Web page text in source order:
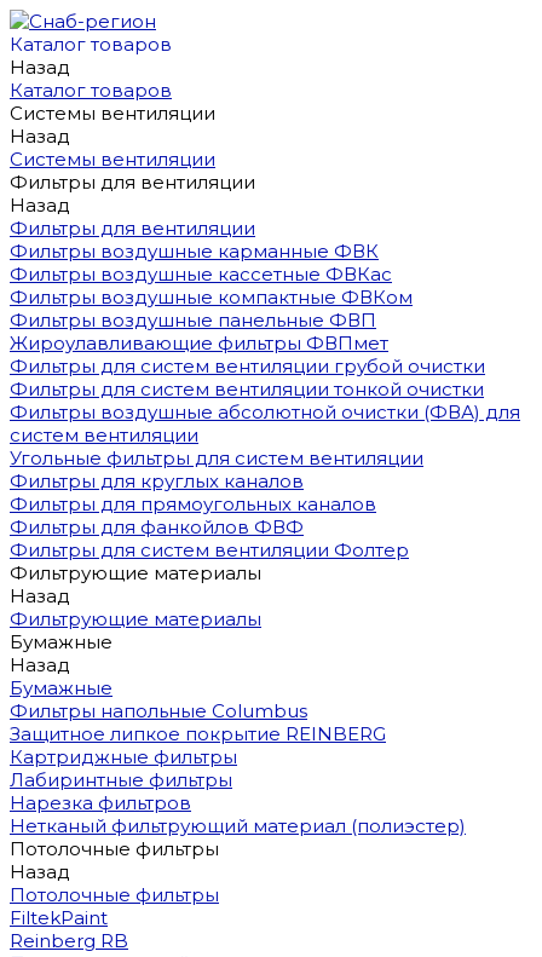
Каталог товаров
Назад
Каталог товаров
Системы вентиляции
Назад
Системы вентиляции
Фильтры для вентиляции
Назад
Фильтры для вентиляции
Фильтры воздушные карманные ФВК
Фильтры воздушные кассетные ФВКас
Фильтры воздушные компактные ФВКом
Фильтры воздушные панельные ФВП
Жироулавливающие фильтры ФВПмет
Фильтры для систем вентиляции грубой очистки
Фильтры для систем вентиляции тонкой очистки
Фильтры воздушные абсолютной очистки (ФВА) для
систем вентиляции
Угольные фильтры для систем вентиляции
Фильтры для круглых каналов
Фильтры для прямоугольных каналов
Фильтры для фанкойлов ФВФ
Фильтры для систем вентиляции Фолтер
Фильтрующие материалы
Назад
Фильтрующие материалы
Бумажные
Назад
Бумажные
Фильтры напольные Columbus
Защитное липкое покрытие REINBERG
Картриджные фильтры
Лабиринтные фильтры
Нарезка фильтров
Нетканый фильтрующий материал (полиэстер)
Потолочные фильтры
Назад
Потолочные фильтры
FiltekPaint
Reinberg RB